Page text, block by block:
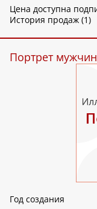
Цена доступна
История продаж (1)
Портрет
Год создания